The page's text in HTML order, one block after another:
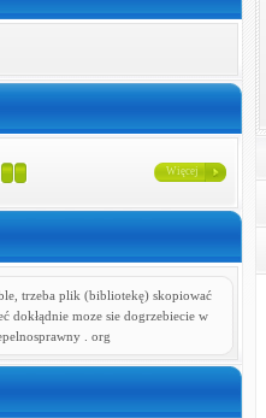
Więcej
trzeba plik (bibliotekę) skopiować
dokłądnie moze sie dogrzebiecie w
. org